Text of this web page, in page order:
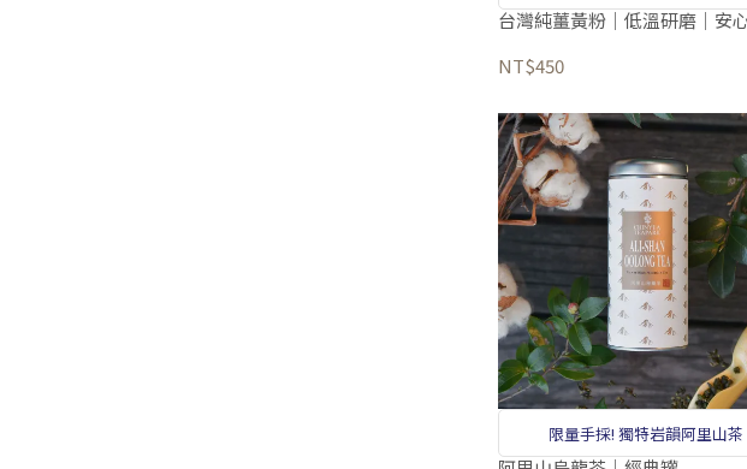
台灣純薑黃粉｜低溫研磨｜安
NT$450
限量手採! 獨特岩韻阿里山茶